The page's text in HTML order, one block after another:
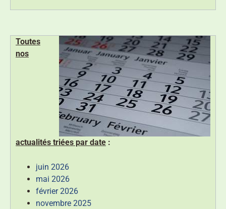
Toutes
nos
actualités triées par date :
juin 2026
mai 2026
février 2026
novembre 2025